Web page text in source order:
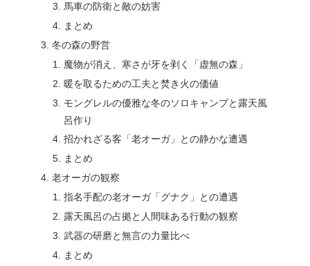
馬車の防衛と敵の妨害
まとめ
冬の森の野営
魔物が消え、寒さが牙を剥く「虚無の森」
暖を取るための工夫と焚き火の価値
モングレルの優雅な冬のソロキャンプと露天風
呂作り
招かれざる客「老オーガ」との静かな遭遇
まとめ
老オーガの観察
指名手配の老オーガ「グナク」との遭遇
露天風呂の占拠と人間味ある行動の観察
武器の研磨と無言の力量比べ
まとめ